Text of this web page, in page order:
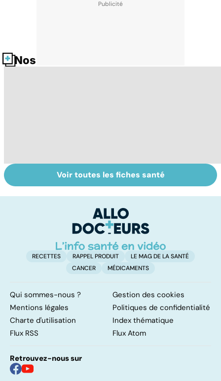
Nos fiches santé
Automutilation :
des ados en
Antibiotiques :
lutter contre la
bactéries
Voir toutes les fiches santé
RECETTES RAPPEL PRODUIT
LE MAG DE LA SANTÉ
CANCER
MÉDICAMENTS
Qui sommes-nous ?
Gestion des cookies
Mentions légales
Politiques de confidentialité
Charte d'utilisation
Index thématique
Flux RSS
Flux Atom
Retrouvez-nous sur